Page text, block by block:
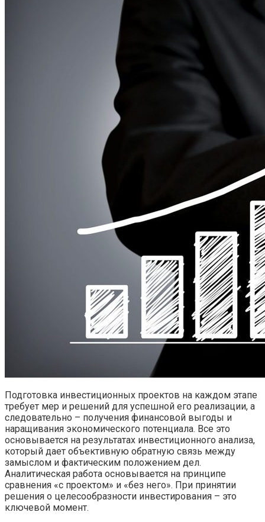
Подготовка инвестиционных проектов на каждом этапе
требует мер и решений для успешной его реализации, а
следовательно – получения финансовой выгоды и
наращивания экономического потенциала. Все это
основывается на результатах инвестиционного анализа,
который дает объективную обратную связь между
замыслом и фактическим положением дел.
Аналитическая работа основывается на принципе
сравнения «с проектом» и «без него». При принятии
решения о целесообразности инвестирования – это
ключевой момент.